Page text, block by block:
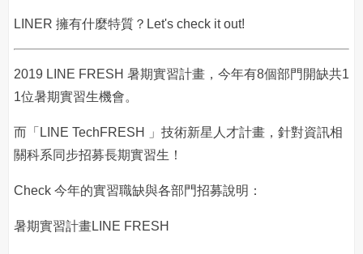
LINER 擁有什麼特質？Let's check it out!
2019 LINE FRESH 暑期實習計畫，今年有8個部門開缺共1
1位暑期實習生機會。
而「LINE TechFRESH 」技術新星人才計畫，針對資訊相
關科系同步招募長期實習生！
Check 今年的實習職缺與各部門招募說明：
暑期實習計畫LINE FRESH